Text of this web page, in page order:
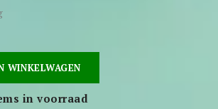
WINKELWAGEN
in voorraad